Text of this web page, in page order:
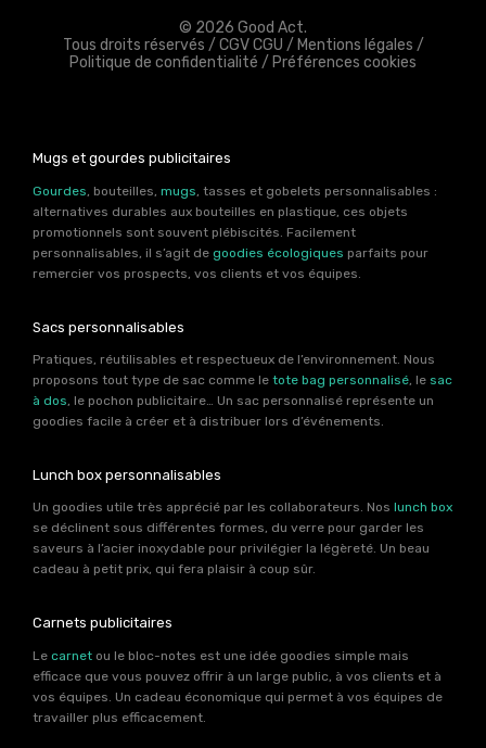
© 2026 Good Act.
Tous droits réservés / CGV CGU / Mentions légales /
Politique de confidentialité / Préférences cookies
Mugs et gourdes publicitaires
Gourdes , bouteilles, mugs , tasses et gobelets personnalisables :
alternatives durables aux bouteilles en plastique, ces objets
promotionnels sont souvent plébiscités. Facilement
personnalisables, il s’agit de goodies écologiques parfaits pour
remercier vos prospects, vos clients et vos équipes.
Sacs personnalisables
Pratiques, réutilisables et respectueux de l’environnement. Nous
proposons tout type de sac comme le tote bag personnalisé, le sac
à dos, le pochon publicitaire… Un sac personnalisé représente un
goodies facile à créer et à distribuer lors d’événements.
Lunch box personnalisables
Un goodies utile très apprécié par les collaborateurs. Nos lunch box
se déclinent sous différentes formes, du verre pour garder les
saveurs à l’acier inoxydable pour privilégier la légèreté. Un beau
cadeau à petit prix, qui fera plaisir à coup sûr.
Carnets publicitaires
Le carnet ou le bloc-notes est une idée goodies simple mais
efficace que vous pouvez offrir à un large public, à vos clients et à
vos équipes. Un cadeau économique qui permet à vos équipes de
travailler plus efficacement.